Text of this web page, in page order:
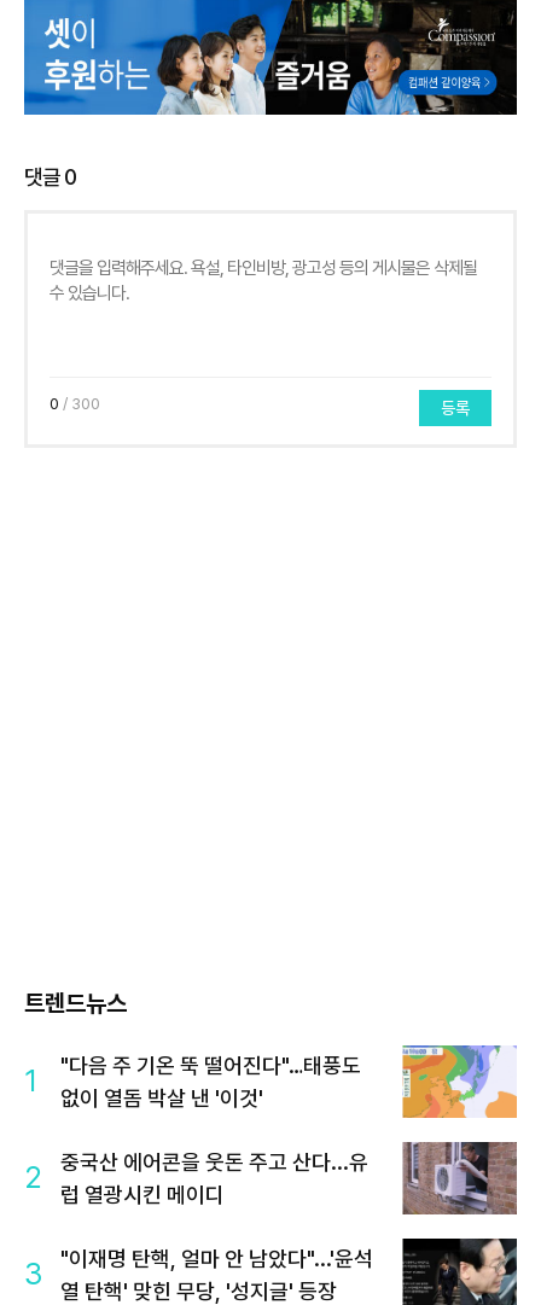
댓글0
0 / 300 등록
트렌드뉴스
1
"다음 주 기온 뚝 떨어진다"…태풍도
없이 열돔 박살 낸 '이것'
2
중국산 에어콘을 웃돈 주고 산다...유
럽 열광시킨 메이디
3
"이재명 탄핵, 얼마 안 남았다"...'윤석
열 탄핵' 맞힌 무당, '성지글' 등장